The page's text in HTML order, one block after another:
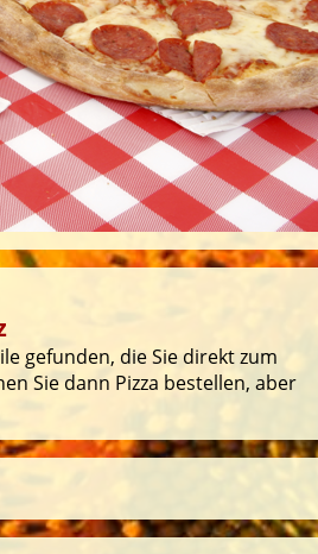
gefunden, die Sie direkt zum
Sie dann Pizza bestellen, aber